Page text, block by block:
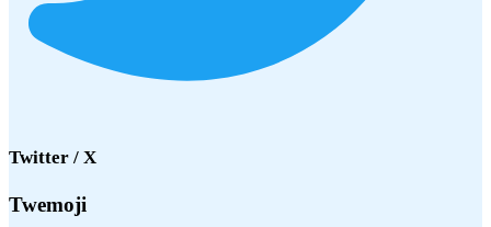
Twitter / X
Twemoji